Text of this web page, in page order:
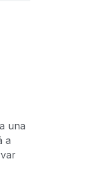
una
a